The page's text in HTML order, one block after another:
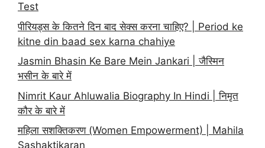
Test
पीरियड्स के कितने दिन बाद सेक्स करना चाहिए? | Period ke
kitne din baad sex karna chahiye
Jasmin Bhasin Ke Bare Mein Jankari | जैस्मिन
भसीन के बारे में
Nimrit Kaur Ahluwalia Biography In Hindi | निमृत
कौर के बारे में
महिला सशक्तिकरण (Women Empowerment) | Mahila
Sashaktikaran